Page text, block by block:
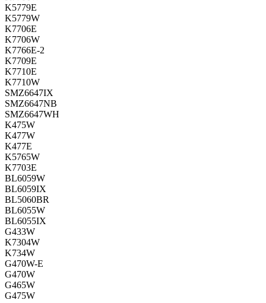
K5779E
K5779W
K7706E
K7706W
K7766E-2
K7709E
K7710E
K7710W
SMZ6647IX
SMZ6647NB
SMZ6647WH
K475W
K477W
K477E
K5765W
K7703E
BL6059W
BL6059IX
BL5060BR
BL6055W
BL6055IX
G433W
K7304W
K734W
G470W-E
G470W
G465W
G475W